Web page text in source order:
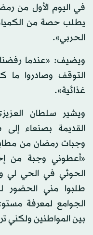
في اليوم الأول من
يطلب حصة من
الحربي».
ويضيف: «عندما
التوقف وصادروا ما
غذائية».
ويشير سلطان
القديمة بصنعاء
وجبات رمضان من
«أعطوني وجبة من
الحوثي في الحي لي
طلبوا مني الحضور
الجوامع لمعرفة
بين المواطنين ولكني